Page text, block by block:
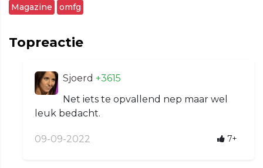
Magazine omfg
Topreactie
Sjoerd +3615
Net iets te opvallend nep maar wel
leuk bedacht.
09-09-2022 7+